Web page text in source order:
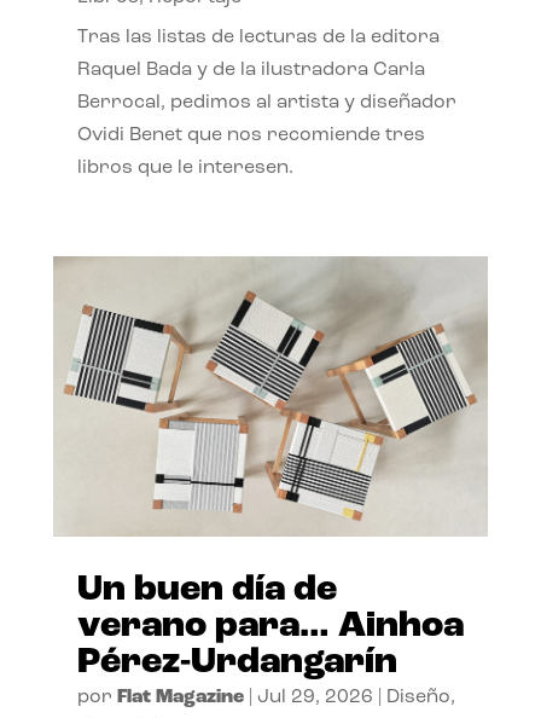
Tras las listas de lecturas de la editora
Raquel Bada y de la ilustradora Carla
Berrocal, pedimos al artista y diseñador
Ovidi Benet que nos recomiende tres
libros que le interesen.
Un buen día de
verano para… Ainhoa
Pérez-Urdangarín
por Flat Magazine| Jul 29, 2026 Diseño,